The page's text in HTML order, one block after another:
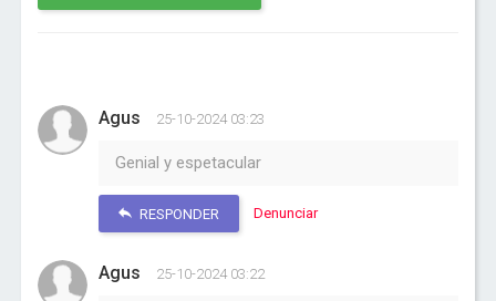
Agus 25-10-2024 03:23
Genial y espetacular
RESPONDER Denunciar
Agus 25-10-2024 03:22